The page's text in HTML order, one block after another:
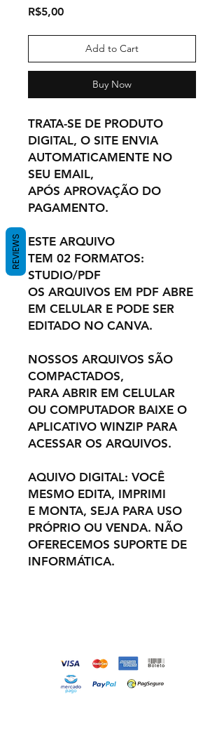
R$5,00Price
Add to Cart
Buy Now
TRATA-SE DE PRODUTO
DIGITAL, O SITE ENVIA
AUTOMATICAMENTE NO
SEU EMAIL,
APÓS APROVAÇÃO DO
PAGAMENTO.
ESTE ARQUIVO
TEM 02 FORMATOS:
STUDIO/PDF
OS ARQUIVOS EM PDF ABRE
EM CELULAR E PODE SER
EDITADO NO CANVA.
NOSSOS ARQUIVOS SÃO
COMPACTADOS,
PARA ABRIR EM CELULAR
OU COMPUTADOR BAIXE O
APLICATIVO WINZIP PARA
ACESSAR OS ARQUIVOS.
AQUIVO DIGITAL: VOCÊ
MESMO EDITA, IMPRIMI
E MONTA, SEJA PARA USO
PRÓPRIO OU VENDA. NÃO
OFERECEMOS SUPORTE DE
INFORMÁTICA.
REVIEWS